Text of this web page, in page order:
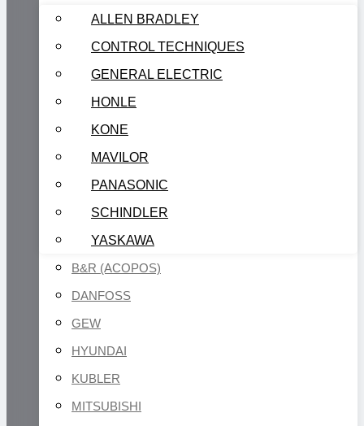
ALLEN BRADLEY
CONTROL TECHNIQUES
GENERAL ELECTRIC
HONLE
KONE
MAVILOR
PANASONIC
SCHINDLER
YASKAWA
B&R (ACOPOS)
DANFOSS
GEW
HYUNDAI
KUBLER
MITSUBISHI